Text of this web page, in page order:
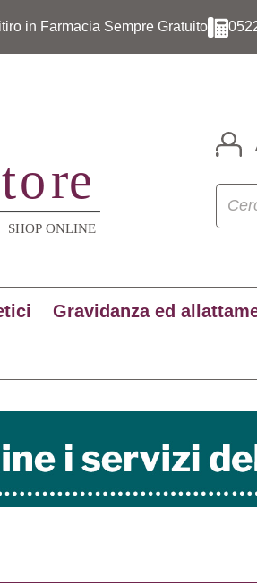
in Farmacia Sempre Gratuito
Gravidanza ed